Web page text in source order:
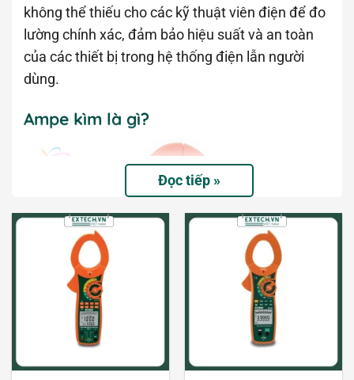
không thể thiếu cho các kỹ thuật viên điện để đo
lường chính xác, đảm bảo hiệu suất và an toàn
của các thiết bị trong hệ thống điện lẫn người
dùng.
Ampe kìm là gì?
Đọc tiếp »